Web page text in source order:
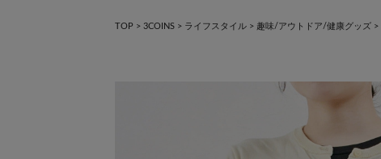
TOP > 3COINS > ライフスタイル > 趣味/アウトドア/健康グッズ >